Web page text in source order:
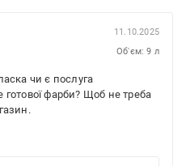
11.10.2025
Об'єм: 9 л
чи є послуга
готової фарби? Щоб не треба